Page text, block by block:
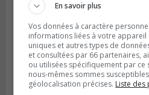
GREENFIELD PARK
Publié le 31 juillet 2026 à 16h45
Des firmes de
aux méga-travaux de
Le Moyne
En savoir plus
Vos données à caractère
informations liées à votre
uniques et autres types de
et consultées par 66 partenaires,
ou utilisées spécifiquement par ce
nous-mêmes sommes
géolocalisation précises. Liste des